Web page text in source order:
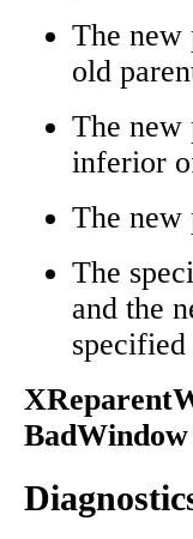
The new
old
The new
inferior
The
The
and the
BadWindow